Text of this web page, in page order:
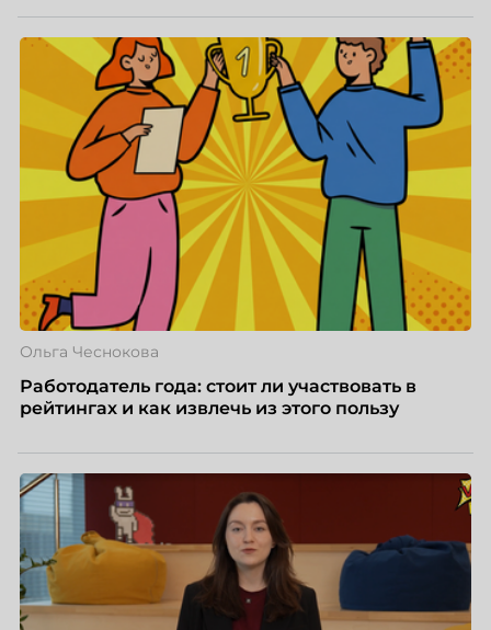
Ольга Чеснокова
Работодатель года: стоит ли участвовать в
рейтингах и как извлечь из этого пользу